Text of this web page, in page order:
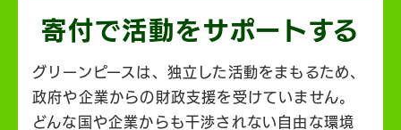
寄付で活動をサポートする
グリーンピースは、独立した活動をまもるため、
政府や企業からの財政支援を受けていません。
どんな国や企業からも干渉されない自由な環境